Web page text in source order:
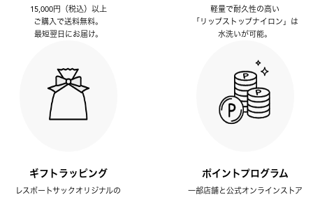
15,000円（税込）以上
ご購入で送料無料。
最短翌日にお届け。
軽量で耐久性の高い
「リップストップナイロン」は
水洗いが可能。
ギフトラッピング
レスポートサックオリジナルの
ポイントプログラム
一部店舗と公式オンラインストア